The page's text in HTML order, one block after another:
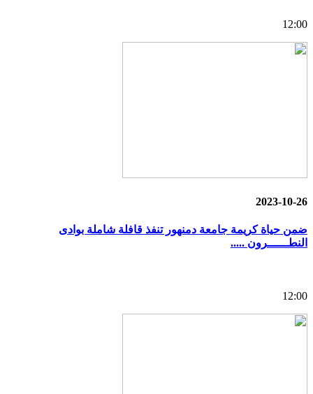
12:00
2023-10-26
ضمن حياة كريمة جامعة دمنهور تنفذ قافلة شاملة بوادى
النطــــــرون .....
12:00